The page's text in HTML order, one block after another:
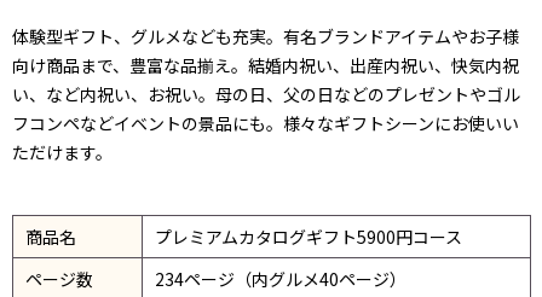
体験型ギフト、グルメなども充実。有名ブランドアイテムやお子様
向け商品まで、豊富な品揃え。結婚内祝い、出産内祝い、快気内祝
い、など内祝い、お祝い。母の日、父の日などのプレゼントやゴル
フコンペなどイベントの景品にも。様々なギフトシーンにお使いい
ただけます。
商品名
プレミアムカタログギフト5900円コース
ページ数
234ページ（内グルメ40ページ）